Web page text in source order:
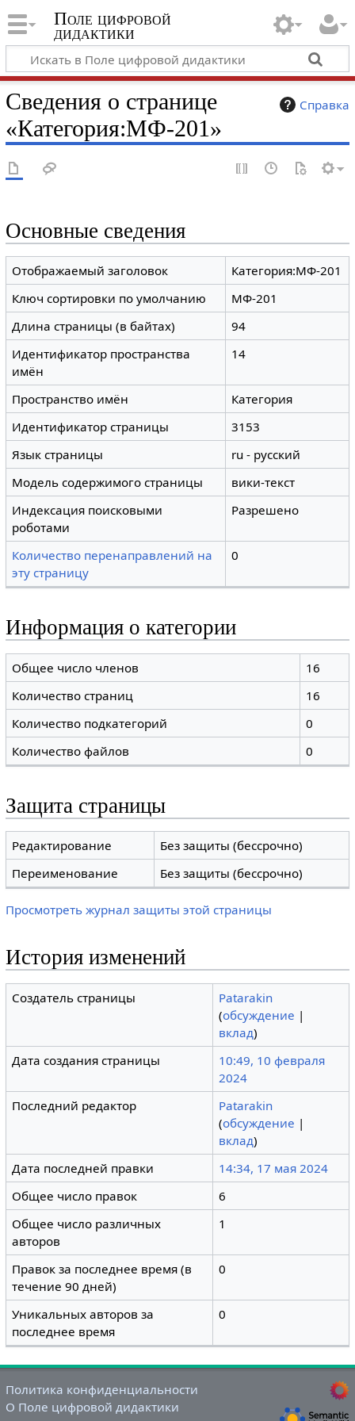
Поле цифровой
дидактики
Справка
Сведения о странице
«Категория:МФ-201»
Основные сведения
Отображаемый заголовок
Категория:МФ-201
Ключ сортировки по умолчанию
МФ-201
Длина страницы (в байтах)
94
Идентификатор пространства
имён
14
Пространство имён
Категория
Идентификатор страницы
3153
Язык страницы
ru - русский
Модель содержимого страницы
вики-текст
Индексация поисковыми
роботами
Разрешено
Количество перенаправлений на
эту страницу
0
Информация о категории
Общее число членов
16
Количество страниц
16
Количество подкатегорий
0
Количество файлов
0
Защита страницы
Редактирование
Без защиты (бессрочно)
Переименование
Без защиты (бессрочно)
Просмотреть журнал защиты этой страницы
История изменений
Создатель страницы
Patarakin
(обсуждение |
вклад)
Дата создания страницы
10:49, 10 февраля
2024
Последний редактор
Patarakin
(обсуждение |
вклад)
Дата последней правки
14:34, 17 мая 2024
Общее число правок
6
Общее число различных
авторов
1
Правок за последнее время (в
течение 90 дней)
0
Уникальных авторов за
последнее время
0
Политика конфиденциальности
О Поле цифровой дидактики